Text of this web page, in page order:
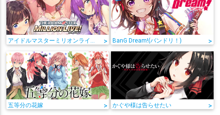
アイドルマスターミリオンライブ! > BanG Dream!(バンドリ！) >
五等分の花嫁 > かぐや様は告らせたい >